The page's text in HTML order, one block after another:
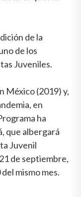
de la
de los
Juveniles.
México (2019) y,
en
ha
que albergará
Juvenil
de septiembre,
mismo mes.